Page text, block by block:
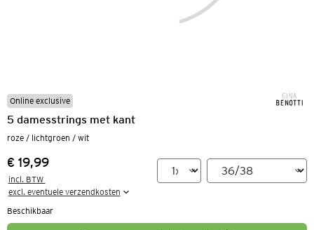
Online exclusive
5 damesstrings met kant
roze / lichtgroen / wit
Prijs:
€ 19,99
incl. BTW
excl. eventuele verzendkosten
Beschikbaar